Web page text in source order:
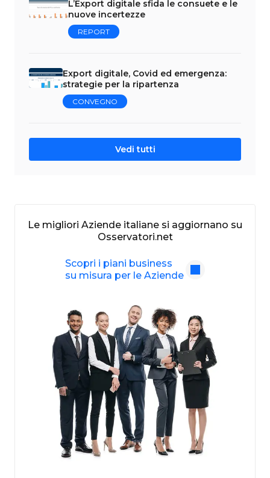
L’Export digitale sfida le consuete e le
nuove incertezze
REPORT
Export digitale, Covid ed emergenza:
strategie per la ripartenza
CONVEGNO
Vedi tutti
Le migliori Aziende italiane si aggiornano su
Osservatori.net
Scopri i piani business
su misura per le Aziende